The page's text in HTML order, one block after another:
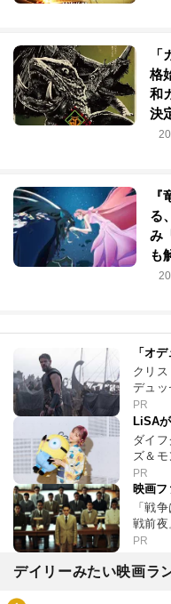
格
和
決
る
み
も
「オ
クリ
デュッ
PR
LiSA
ダイ
ズ＆
PR
映画フ
「戦
戦前夜
PR
デイリーみたい映画ラ